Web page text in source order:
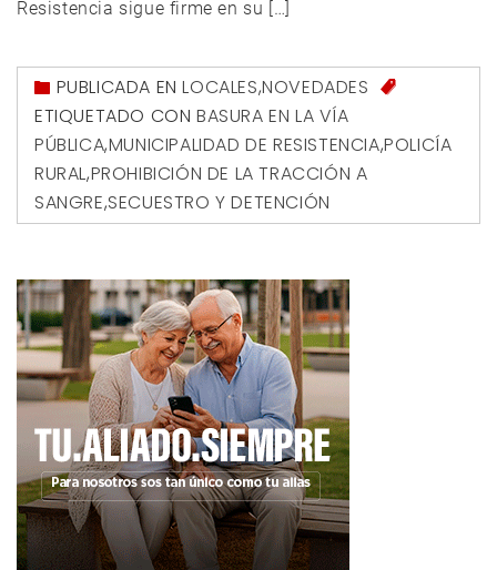
Resistencia sigue firme en su […]
PUBLICADA ENLOCALES,NOVEDADES
ETIQUETADO CON BASURA EN LA VÍA
PÚBLICA,MUNICIPALIDAD DE RESISTENCIA,POLICÍA
RURAL,PROHIBICIÓN DE LA TRACCIÓN A
SANGRE,SECUESTRO Y DETENCIÓN